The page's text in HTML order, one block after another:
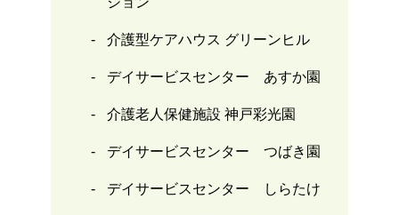
介護型ケアハウス グリーンヒル
デイサービスセンター あすか園
介護老人保健施設 神戸彩光園
デイサービスセンター つばき園
デイサービスセンター しらたけ